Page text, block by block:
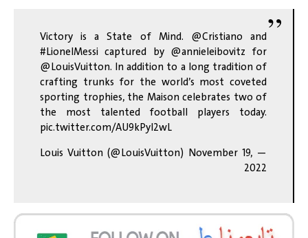
Victory is a State of Mind. @Cristiano and
#LionelMessi captured by @annieleibovitz for
@LouisVuitton. In addition to a long tradition of
crafting trunks for the world’s most coveted
sporting trophies, the Maison celebrates two of
the most talented football players today.
pic.twitter.com/AU9kPyI2wL
— Louis Vuitton (@LouisVuitton)
November 19,
2022